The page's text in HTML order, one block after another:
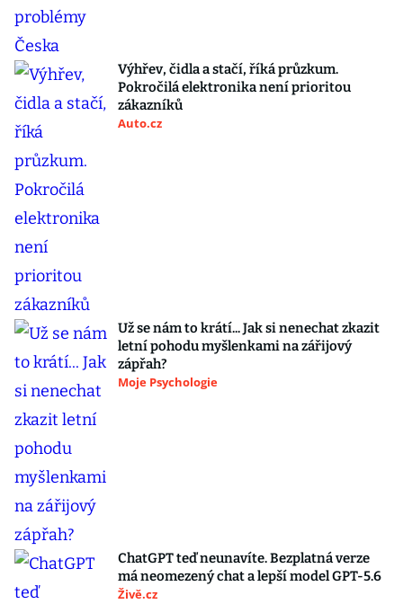
Výhřev, čidla a stačí, říká průzkum.
Pokročilá elektronika není prioritou
zákazníků
Auto.cz
Už se nám to krátí... Jak si nenechat zkazit
letní pohodu myšlenkami na zářijový
zápřah?
Moje Psychologie
ChatGPT teď neunavíte. Bezplatná verze
má neomezený chat a lepší model GPT-5.6
Živě.cz